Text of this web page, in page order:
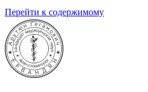
Перейти к содержимому